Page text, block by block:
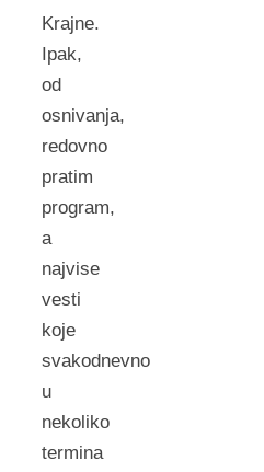
Krajne.
Ipak,
od
osnivanja,
redovno
pratim
program,
a
najvise
vesti
koje
svakodnevno
u
nekoliko
termina